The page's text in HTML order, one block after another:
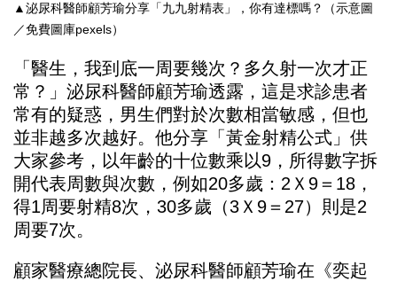
▲泌尿科醫師顧芳瑜分享「九九射精表」，你有達標嗎？（示意圖
／免費圖庫pexels）
「醫生，我到底一周要幾次？多久射一次才正
常？」泌尿科醫師顧芳瑜透露，這是求診患者
常有的疑惑，男生們對於次數相當敏感，但也
並非越多次越好。他分享「黃金射精公式」供
大家參考，以年齡的十位數乘以9，所得數字拆
開代表周數與次數，例如20多歲：2Ｘ9＝18，
得1周要射精8次，30多歲（3Ｘ9＝27）則是2
周要7次。
顧家醫療總院長、泌尿科醫師顧芳瑜在《奕起